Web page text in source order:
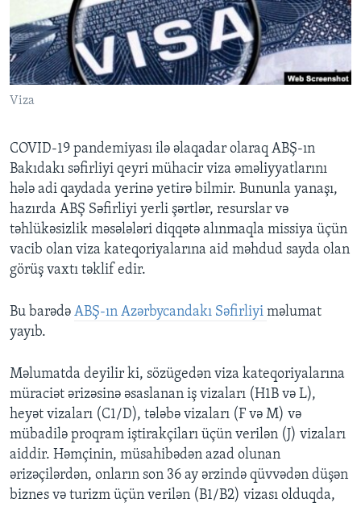
BIZI IZLƏYIN
Viza
COVID-19 pandemiyası ilə əlaqadar olaraq ABŞ-ın
Bakıdakı səfirliyi qeyri mühacir viza əməliyyatlarını
hələ adi qaydada yerinə yetirə bilmir. Bununla yanaşı,
hazırda ABŞ Səfirliyi yerli şərtlər, resurslar və
təhlükəsizlik məsələləri diqqətə alınmaqla missiya üçün
vacib olan viza kateqoriyalarına aid məhdud sayda olan
görüş vaxtı təklif edir.
Bu barədə ABŞ-ın Azərbycandakı Səfirliyi məlumat
yayıb.
Məlumatda deyilir ki, sözügedən viza kateqoriyalarına
müraciət ərizəsinə əsaslanan iş vizaları (H1B və L),
heyət vizaları (C1/D), tələbə vizaları (F və M) və
mübadilə proqram iştirakçiları üçün verilən (J) vizaları
aiddir. Həmçinin, müsahibədən azad olunan
ərizəçilərdən, onların son 36 ay ərzində qüvvədən düşən
biznes və turizm üçün verilən (B1/B2) vizası olduqda,